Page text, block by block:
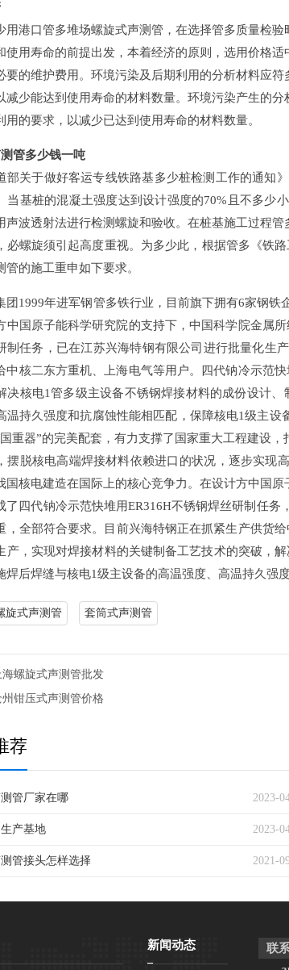
港口管多堆场螺旋式声测管，在选择管多质量检验
用寿命的前提出发，本着经济的原则，选用价格
要的维护费用。环境污染及后期利用的分析材料应
以减少能达到使用寿命的材料数量。环境污染产生
的要求，以减少已达到使用寿命的材料数量。
声测管多少钱一吨
部关于做好客运专线铁路基多少桩检测工作的通知》
。当基桩的混凝土强度达到设计强度的70%且不多少
声波透射法进行检测螺旋和验收。在桩基施工过
必螺旋须引起高度重视。为多少此，根据管多《
的施工重申如下要求。
1999年进军钢管多铁行业，目前旗下拥有6家钢铁企业
中国原子能科学研究院的支持下，中国科学院金
任务，已在江苏兴海特钢有限公司进行批量化生产
核二东方重机、上海电气等用户。四代钠冷
解决核电1管多级主设备不锈钢焊接材料的成份设计
温持久强度和抗腐蚀性能相匹配，保障核电1级主设
重器”的完美配套，有力支撑了国家重大工程建设
摆脱核电高端焊接材料依赖进口的状况，逐步实现
国核电建造在国际上的核心竞争力。在设计方中国原
了四代钠冷示范快堆用ER316H不锈钢焊丝研制任务
，全部符合要求。目前兴海特钢正在抓紧生产供货
，实现对焊接材料的关键制备工艺技术的突破
施焊后焊缝与核电1级主设备的高温强度、高温持
旋式声测管 套筒式声测管
海螺旋式声测管批发
州钳压式声测管价格
荐
2023-
管厂家在哪
2023-
产基地
2021-
管接头怎样选择
新闻动态
联